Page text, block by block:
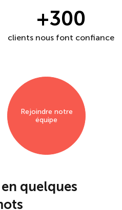
+300
clients nous font confiance
Rejoindre notre
équipe
quelques